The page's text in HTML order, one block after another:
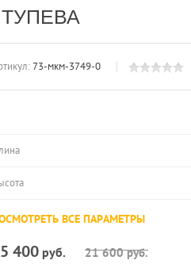
73-мкм-3749-0
ВСЕ ПАРАМЕТРЫ
400 руб. 21 600руб.